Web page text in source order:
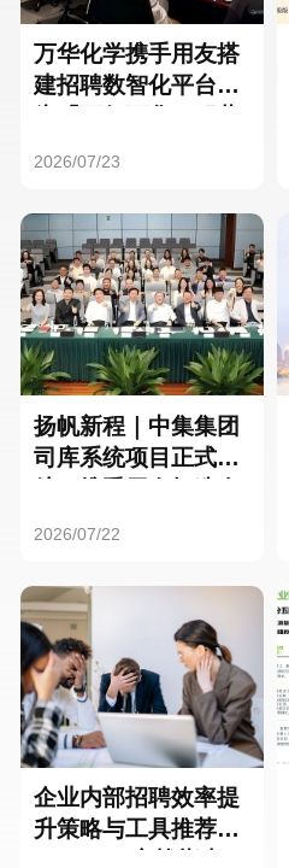
万华化学携手用友搭
建招聘数智化平台，
2026/07/23
扬帆新程｜中集集团
司库系统项目正式启
2026/07/22
企业内部招聘效率提
升策略与工具推荐：